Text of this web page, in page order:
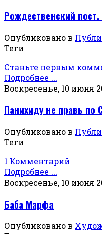
Рождественский
Опубликовано в
Теги
Станьте первым
Подробнее ...
Воскресенье, 10 июня
Панихиду не правь по
Опубликовано в
Теги
1 Комментарий
Подробнее ...
Воскресенье, 10 июня
Баба Марфа
Опубликовано в